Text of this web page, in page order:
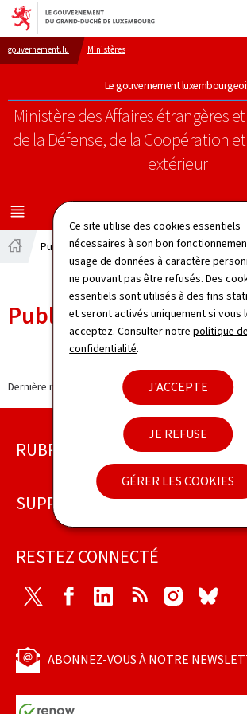
Ce site utilise des cookies essentiels
nécessaires à son bon
usage de données à caractère
ne pouvant pas être refusés. Des
essentiels sont utilisés à des fins
et seront activés uniquement si vous
acceptez. Consulter notrepolitique de
confidentialité.
J'ACCEPTE
JE REFUSE
GÉRER LES COOKIES
Aller au menu principal
Aller au contenu
gouvernement.lu Ministères
Le gouvernement
Ministère des Affaires étrangères
de la Défense, de la Coopération
extérieur
MENU
PRINCIPAL
Publications
Publications
Dernière modification le 22.02.2018
Pied
page
RUBRIQUES
SUPPORT
RESTEZ CONNECTÉ
Twitter FacebookLinkedIn RSS Instagram
ABONNEZ-VOUS À NOTRE